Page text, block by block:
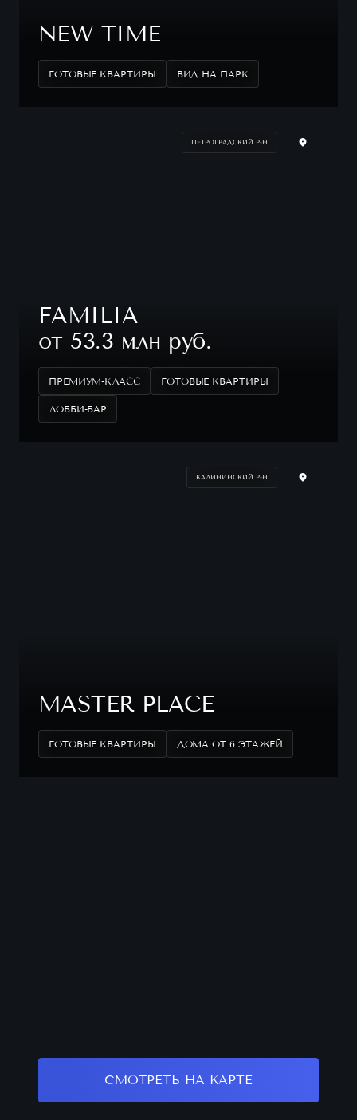
NEW TIME
ГОТОВЫЕ КВАРТИРЫ ВИД НА ПАРК
ПЕТРОГРАДСКИЙ Р-Н
FAMILIA
от 53.3 млн руб.
ПРЕМИУМ-КЛАСС ГОТОВЫЕ КВАРТИРЫ
ЛОББИ-БАР
КАЛИНИНСКИЙ Р-Н
MASTER PLACE
ГОТОВЫЕ КВАРТИРЫ ДОМА ОТ 6 ЭТАЖЕЙ
СМОТРЕТЬ НА КАРТЕ